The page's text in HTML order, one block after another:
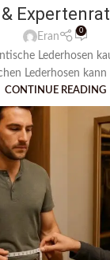
& Expertenrat
Eran
0
Lederhosen
Lederhosen kann
CONTINUE READING